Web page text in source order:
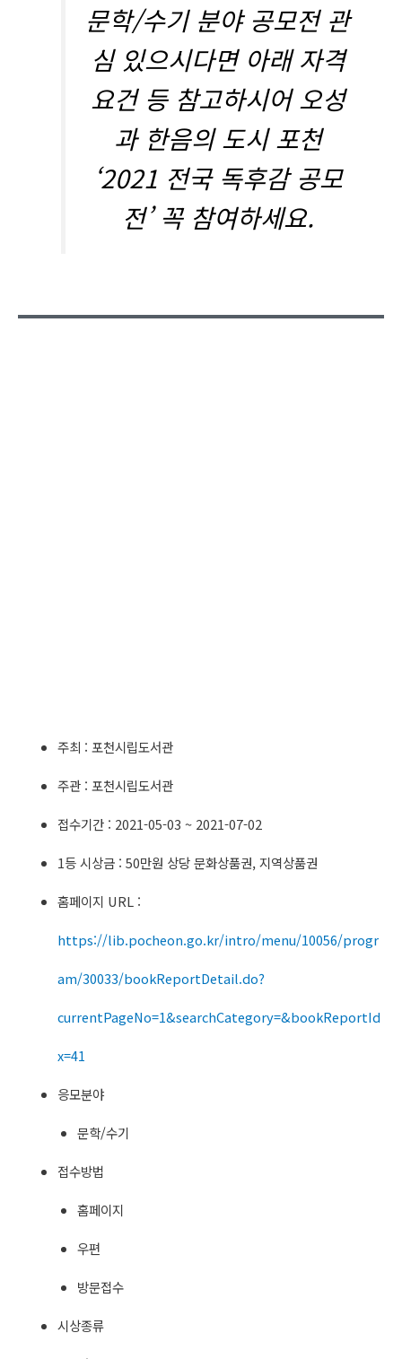
문학/수기 분야 공모전 관
심 있으시다면 아래 자격
요건 등 참고하시어 오성
과 한음의 도시 포천
‘2021 전국 독후감 공모
전’ 꼭 참여하세요.
주최 : 포천시립도서관
주관 : 포천시립도서관
접수기간 : 2021-05-03 ~ 2021-07-02
1등 시상금 : 50만원 상당 문화상품권, 지역상품권
홈페이지 URL :
https://lib.pocheon.go.kr/intro/menu/10056/progr
am/30033/bookReportDetail.do?
currentPageNo=1&searchCategory=&bookReportId
x=41
응모분야
문학/수기
접수방법
홈페이지
우편
방문접수
시상종류